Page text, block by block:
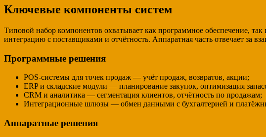
Ключевые компоненты систем
Типовой набор компонентов охватывает как программное обеспечение,
интеграцию с поставщиками и отчётность. Аппаратная часть отвечает за
Программные решения
POS-системы для точек продаж — учёт продаж, возвратов, акции;
ERP и складские модули — планирование закупок, оптимизация
CRM и аналитика — сегментация клиентов, отчётность по продажам;
Интеграционные шлюзы — обмен данными с бухгалтерией и
Аппаратные решения